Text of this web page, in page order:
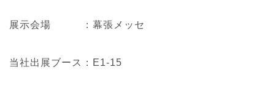
展示会場 ：幕張メッセ
当社出展ブース：E1-15